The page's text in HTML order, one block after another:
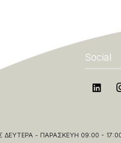
Social
ΔΕΥΤΕΡΑ - ΠΑΡΑΣΚΕΥΗ 09:00 -